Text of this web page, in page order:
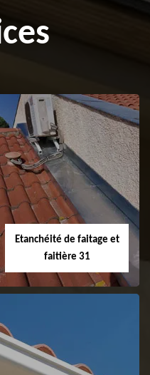
Etanchéité de faitage et
faitière 31
Etanchéité de